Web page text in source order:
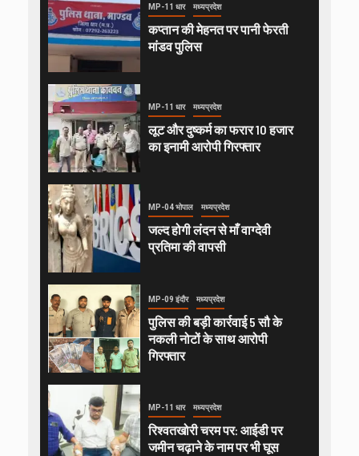
MP-11 धार मध्यप्रदेश
कप्तान की मेहनत पर पानी फेरती
मांडव पुलिस
MP-11 धार मध्यप्रदेश
लूट और दुष्कर्म का फरार 10 हजार
का इनामी आरोपी गिरफ्तार
MP-04 भोपाल मध्यप्रदेश
जल्द होगी लंदन से माँ वाग्देवी
प्रतिमा की वापसी
MP-09 इंदौर मध्यप्रदेश
पुलिस की बड़ी कार्रवाई 5 सौ के
नकली नोटों के साथ आरोपी
गिरफ्तार
MP-11 धार मध्यप्रदेश
रिश्वतखोरी चरम पर: आईडी पर
जमीन चढ़ाने के नाम पर भी घूस